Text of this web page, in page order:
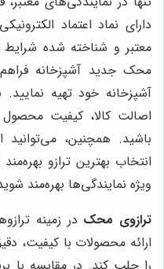
دارای نماد اعتماد
معتبر و شناخته شده شرایط
محک جدید آشپزخانه فراهم
آشپزخانه خود تهیه نمایید.
اصالت کالا، کیفیت
باشید. همچنین، می‌توانید
انتخاب بهترین ترازو
ویژه نمایندگی‌ها بهره‌مند
ترازوی محک در زمینه
ارائه محصولات با کیفیت،